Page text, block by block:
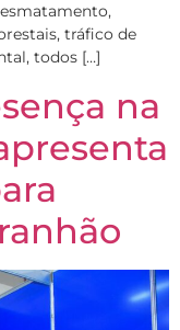
tráfico de
todos […]
na